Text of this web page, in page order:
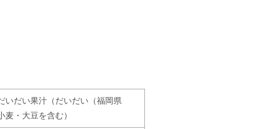
いだい果汁（だいだい（福岡県
・大豆を含む）